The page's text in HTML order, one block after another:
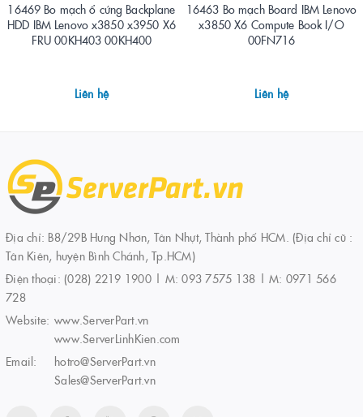
16469 Bo mạch ổ cứng Backplane
HDD IBM Lenovo x3850 x3950 X6
FRU 00KH403 00KH400
Liên hệ
16463 Bo mạch Board IBM Lenovo
x3850 X6 Compute Book I/O
00FN716
Liên hệ
Địa chỉ: B8/29B Hưng Nhơn, Tân Nhựt, Thành phố HCM. (Địa chỉ cũ :
Tân Kiên, huyện Bình Chánh, Tp.HCM)
Điện thoại: (028) 2219 1900 | M: 093 7575 138 | M: 0971 566
728
Website: www.ServerPart.vn
www.ServerLinhKien.com
Email:
hotro@ServerPart.vn
Sales@ServerPart.vn